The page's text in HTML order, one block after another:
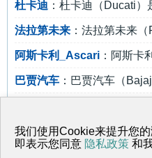
杜卡迪 ：杜卡迪（Ducati
法拉第未来 ：法拉第未来
阿斯卡利_Ascari ：阿斯卡
巴贾汽车 ：巴贾汽车（
巴博斯：巴博斯（Brabus
我们使用Cookie来提升您
即表示您同意 隐私政策 和